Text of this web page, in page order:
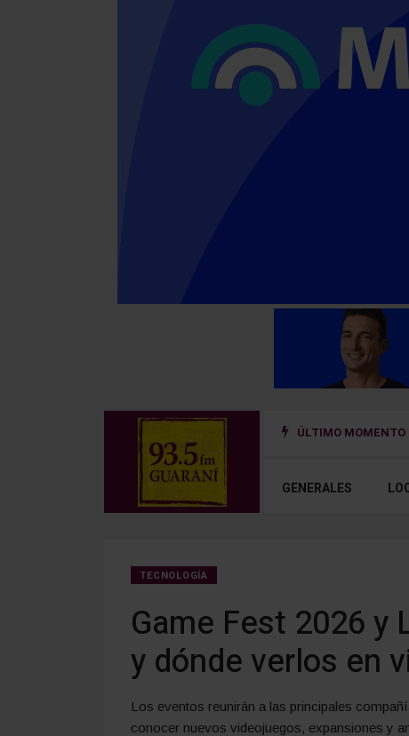
ÚLTIMO MOMENTO
sistema de prevención del riesgo hidrológico en la cuenca del río
GENERALES
TECNOLOGÍA
Game Fest 2026 y
y dónde verlos en
Los eventos reunirán a las principales
conocer nuevos videojuegos, expansiones y